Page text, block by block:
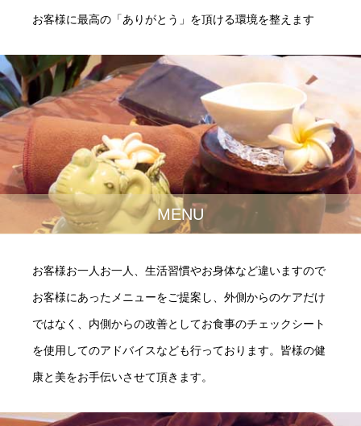
お客様に最高の「ありがとう」を頂ける環境を整えます
MENU
お客様お一人お一人、生活習慣やお身体など違いますので
お客様にあったメニューをご提案し、外側からのケアだけ
ではなく、内側からの改善としてお食事のチェックシート
を使用してのアドバイスなども行っております。皆様の健
康と美をお手伝いさせて頂きます。